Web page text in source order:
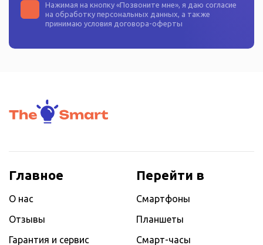
Нажимая на кнопку «Позвоните мне», я даю согласие
на обработку персональных данных, а также
принимаю условия договора-оферты
Главное
О нас
Отзывы
Гарантия и сервис
Перейти в
Смартфоны
Планшеты
Смарт-часы